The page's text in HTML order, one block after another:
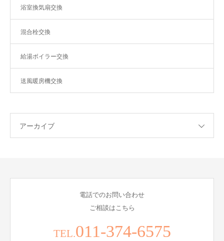
浴室換気扇交換
混合栓交換
給湯ボイラー交換
送風暖房機交換
アーカイブ
電話でのお問い合わせ
ご相談はこちら
TEL.011-374-6575